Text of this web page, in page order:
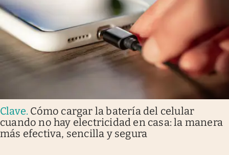
Clave. Cómo cargar la batería del celular
cuando no hay electricidad en casa: la manera
más efectiva, sencilla y segura